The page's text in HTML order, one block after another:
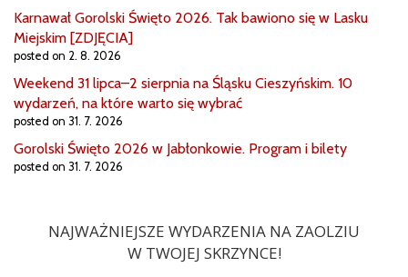
Karnawał Gorolski Święto 2026. Tak bawiono się w Lasku
Miejskim [ZDJĘCIA]
posted on 2. 8. 2026
Weekend 31 lipca–2 sierpnia na Śląsku Cieszyńskim. 10
wydarzeń, na które warto się wybrać
posted on 31. 7. 2026
Gorolski Święto 2026 w Jabłonkowie. Program i bilety
posted on 31. 7. 2026
NAJWAŻNIEJSZE WYDARZENIA NA ZAOLZIU
W TWOJEJ SKRZYNCE!